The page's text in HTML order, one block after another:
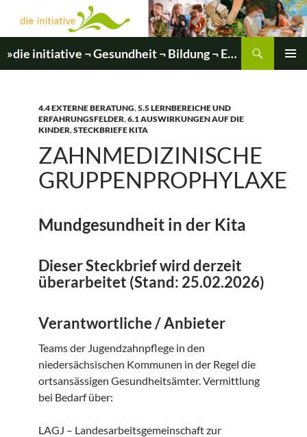
Inhalt
springen
»die initiative ¬ Gesundheit ¬ Bildung ¬ Entwicklung«
4.4 EXTERNE BERATUNG,5.5 LERNBEREICHE UND
ERFAHRUNGSFELDER,6.1 AUSWIRKUNGEN AUF DIE
KINDER,STECKBRIEFE KITA
ZAHNMEDIZINISCHE
GRUPPENPROPHYLAXE
Mundgesundheit in der Kita
Dieser Steckbrief wird derzeit
überarbeitet (Stand: 25.02.2026)
Verantwortliche / Anbieter
Teams der Jugendzahnpflege in den
niedersächsischen Kommunen in der Regel die
ortsansässigen Gesundheitsämter. Vermittlung
bei Bedarf über:
LAGJ – Landesarbeitsgemeinschaft zur